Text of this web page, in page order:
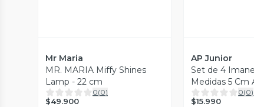
Mr Maria
MR. MARIA Miffy Shines
Lamp - 22 cm
0(0)
$49.900
AP Junior
Set de 4
Medidas 5 Cm
2,5 cm de
0(0)
$15.990